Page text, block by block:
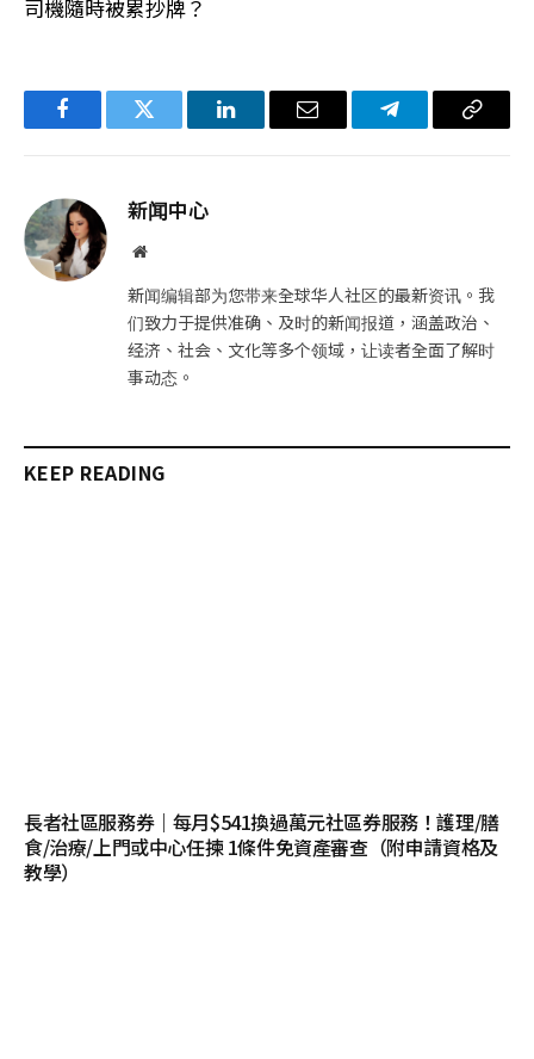
司機隨時被累抄牌？
FacebookTwitter LinkedIn电
Telegram复
新闻中心
网
新闻编辑部为您带来全球华人社区的最新资讯。我
们致力于提供准确、及时的新闻报道，涵盖政治、
经济、社会、文化等多个领域，让读者全面了解时
事动态。
KEEP READING
長者社區服務券｜每月$541換過萬元社區券服務！護理/膳
食/治療/上門或中心任揀 1條件免資產審查（附申請資格及
教學）